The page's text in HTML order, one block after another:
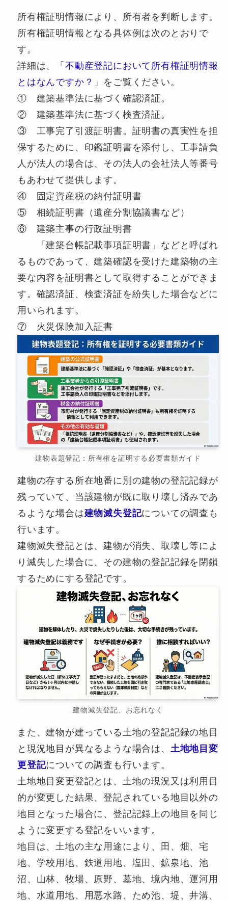
所有権証明情報により、所有者を判断します。
所有権証明情報となる具体例は次のとおりで
す。
詳細は、「 不動産登記において所有権証明情報
とはなんですか？ 」をご覧ください。
① 建築基準法に基づく確認済証。
② 建築基準法に基づく検査済証。
③ 工事完了引渡証明書。証明書の真実性を担
保するために、印鑑証明書を添付し、工事請負
人が法人の場合は、その法人の会社法人等番号
もあわせて提供します。
④ 固定資産税の納付証明書
⑤ 相続証明書（遺産分割協議書など）
⑥ 建築主事の行政証明書
「建築台帳記載事項証明書」などと呼ばれ
るものであって、建築確認を受けた建築物の主
要な内容を証明書として取得することができま
す。確認済証、検査済証を紛失した場合などに
用いられます。
⑦ 火災保険加入証書
建物表題登記：所有権を証明する必要書類ガイド
建物の存する所在地番に別の建物の登記記録が
残っていて、当該建物が既に取り壊し済みであ
るような場合は建物滅失登記についての調査も
行います。
建物滅失登記とは、建物が消失、取壊し等によ
り滅失した場合に、その建物の登記記録を閉鎖
するためにする登記です。
建物滅失登記、お忘れなく
また、建物が建っている土地の登記記録の地目
と現況地目が異なるような場合は、 土地地目変
更登記についての調査も行います。
土地地目変更登記とは、土地の現況又は利用目
的が変更した結果、登記されている地目以外の
地目となった場合に、登記記録上の地目を同じ
ように変更する登記をいいます。
地目は、土地の主な用途により、田、畑、宅
地、学校用地、鉄道用地、塩田、鉱泉地、池
沼、山林、牧場、原野、墓地、境内地、運河用
地、水道用地、用悪水路、ため池、堤、井溝、